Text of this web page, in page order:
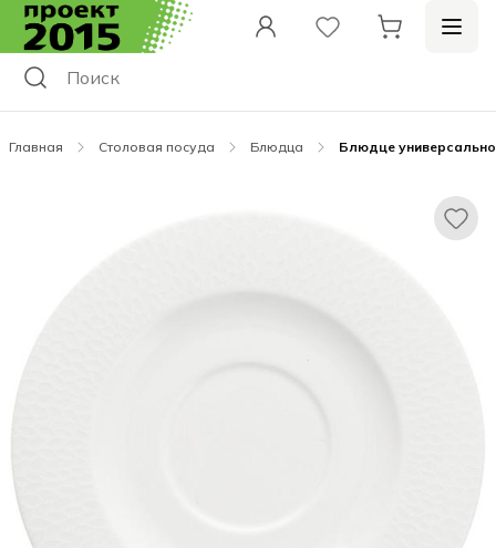
Главная Столовая посуда Блюдца Блюдце